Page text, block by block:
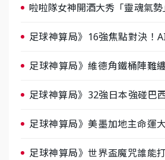
啦啦隊女神開酒大秀「靈魂氣勢
足球神算局》16強焦點對決！
足球神算局》維德角鐵桶陣難
足球神算局》32強日本強碰巴
足球神算局》美墨加地主命運
足球神算局》世界盃魔咒誰能